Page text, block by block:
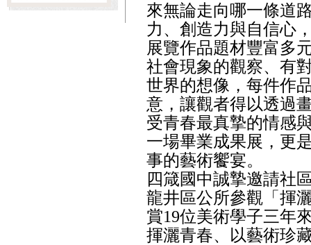
來無論走向哪一條道
力、創造力與自信心
展覽作品題材豐富多
社會現象的觀察、有
世界的想像，每件作
意，讓觀者得以透過
受青春最真摯的情感
一場畢業成果展，更
事的藝術饗宴。
四箴國中誠摯邀請社
龍井區公所參觀「揮
賞19位美術學子三年
揮灑青春、以藝術珍